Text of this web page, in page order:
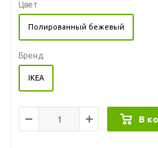
Цвет
Полированный бежевый
Бренд
IKEA
В